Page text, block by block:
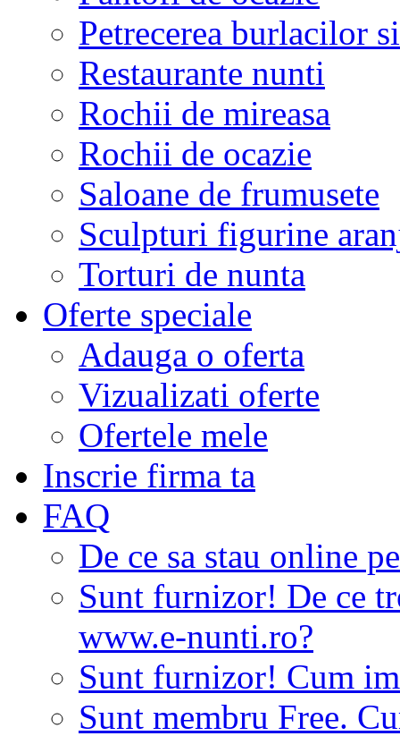
Petrecerea burlacilor
Restaurante nunti
Rochii de mireasa
Rochii de ocazie
Saloane de frumusete
Sculpturi figurine
Torturi de nunta
Oferte speciale
Adauga o oferta
Vizualizati oferte
Ofertele mele
Inscrie firma ta
FAQ
De ce sa stau online
Sunt furnizor! De ce
www.e-nunti.ro?
Sunt furnizor! Cum
Sunt membru Free.